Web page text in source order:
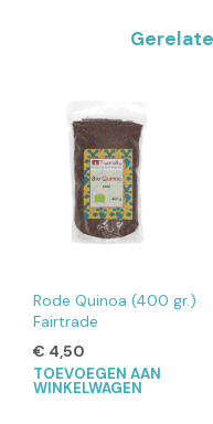
Rode Quinoa (400 gr.)
Fairtrade
€ 4,50
TOEVOEGEN AAN
WINKELWAGEN